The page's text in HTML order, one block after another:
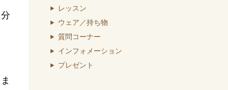
レッスン
ウェア／持ち物
質問コーナー
インフォメーション
プレゼント